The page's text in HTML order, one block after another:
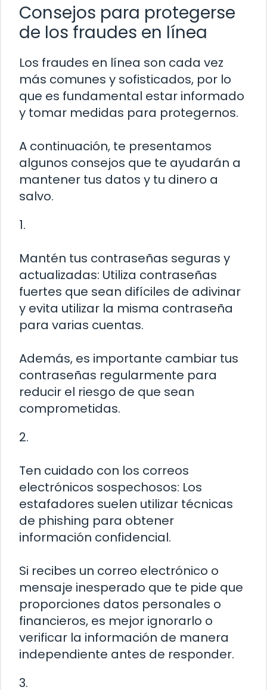
Consejos para protegerse
de los fraudes en línea
Los fraudes en línea son cada vez
más comunes y sofisticados, por lo
que es fundamental estar informado
y tomar medidas para protegernos.
A continuación, te presentamos
algunos consejos que te ayudarán a
mantener tus datos y tu dinero a
salvo.
1.
Mantén tus contraseñas seguras y
actualizadas: Utiliza contraseñas
fuertes que sean difíciles de adivinar
y evita utilizar la misma contraseña
para varias cuentas.
Además, es importante cambiar tus
contraseñas regularmente para
reducir el riesgo de que sean
comprometidas.
2.
Ten cuidado con los correos
electrónicos sospechosos: Los
estafadores suelen utilizar técnicas
de phishing para obtener
información confidencial.
Si recibes un correo electrónico o
mensaje inesperado que te pide que
proporciones datos personales o
financieros, es mejor ignorarlo o
verificar la información de manera
independiente antes de responder.
3.